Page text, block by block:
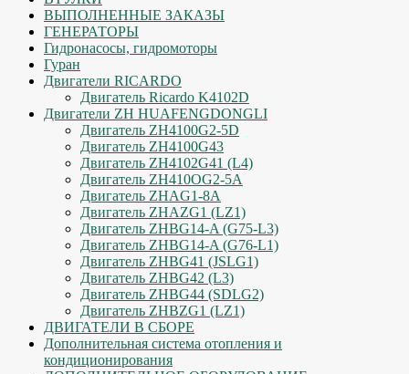
ВЫПОЛНЕННЫЕ ЗАКАЗЫ
ГЕНЕРАТОРЫ
Гидронасосы, гидромоторы
Гуран
Двигатели RICARDO
Двигатель Ricardo K4102D
Двигатели ZH HUAFENGDONGLI
Двигатель ZH4100G2-5D
Двигатель ZH4100G43
Двигатель ZH4102G41 (L4)
Двигатель ZH410OG2-5A
Двигатель ZHAG1-8A
Двигатель ZHAZG1 (LZ1)
Двигатель ZHBG14-A (G75-L3)
Двигатель ZHBG14-A (G76-L1)
Двигатель ZHBG41 (JSLG1)
Двигатель ZHBG42 (L3)
Двигатель ZHBG44 (SDLG2)
Двигатель ZHBZG1 (LZ1)
ДВИГАТЕЛИ В СБОРЕ
Дополнительная система отопления и
кондиционирования